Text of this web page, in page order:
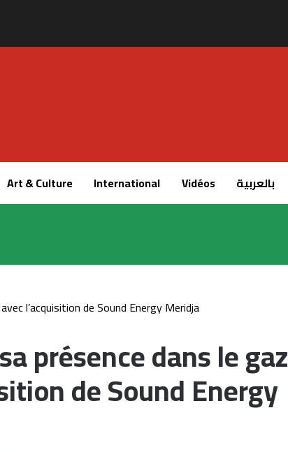
Art & Culture International Vidéos بالعربية
l’acquisition de Sound Energy Meridja
présence dans le gaz
de Sound Energy